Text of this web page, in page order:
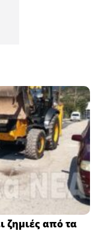
ζημιές από τα